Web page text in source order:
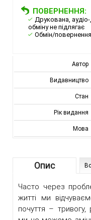
ПОВЕРНЕННЯ:
Друкована,
обміну не підлягає
Обмін/
Автор
Видавництво
Стан
Рік видання
Мова
Опис
Часто через
житті ми
почуття – тривогу,